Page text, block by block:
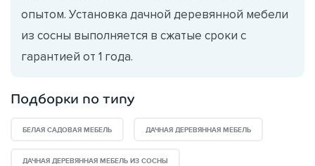
опытом. Установка дачной деревянной мебели
из сосны выполняется в сжатые сроки с
гарантией от 1 года.
Подборки по типу
БЕЛАЯ САДОВАЯ МЕБЕЛЬ ДАЧНАЯ ДЕРЕВЯННАЯ МЕБЕЛЬ
ДАЧНАЯ ДЕРЕВЯННАЯ МЕБЕЛЬ ИЗ СОСНЫ